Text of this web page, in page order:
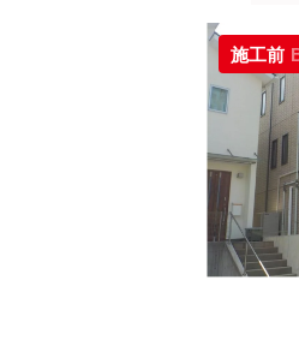
施工前